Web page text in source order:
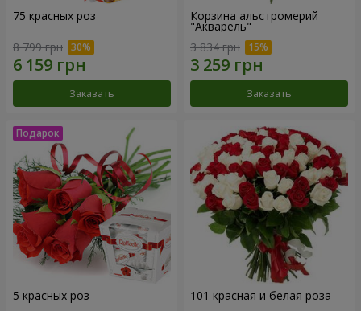
75 красных роз
8 799 грн
Заказать
Корзина альстромерий
"Акварель"
3 834 грн
Заказать
5 красных роз 101 красная и белая роза